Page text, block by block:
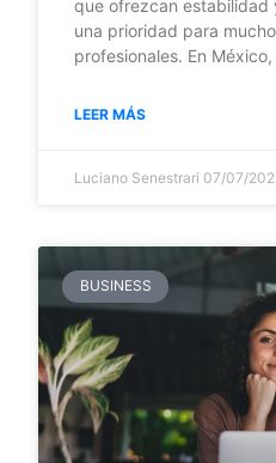
que ofrezcan estabilidad
una prioridad para
profesionales. En
LEER MÁS
Luciano Senestrari 07/07/
BUSINESS